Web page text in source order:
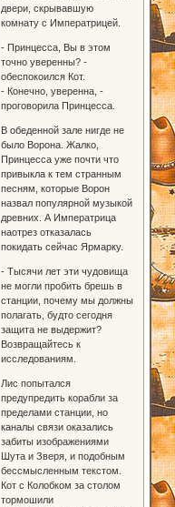
двери, скрывавшую
комнату с Императрицей.
- Принцесса, Вы в этом
точно уверенны? -
обеспокоился Кот.
- Конечно, уверенна, -
проговорила Принцесса.
В обеденной зале нигде не
было Ворона. Жалко,
Принцесса уже почти что
привыкла к тем странным
песням, которые Ворон
назвал популярной музыкой
древних. А Императрица
наотрез отказалась
покидать сейчас Ярмарку.
- Тысячи лет эти чудовища
не могли пробить брешь в
станции, почему мы должны
полагать, будто сегодня
защита не выдержит?
Возвращайтесь к
исследованиям.
Лис попытался
предупредить корабли за
пределами станции, но
каналы связи оказались
забиты изображениями
Шута и Зверя, и подобным
бессмысленным текстом.
Кот с Колобком за столом
тормошили